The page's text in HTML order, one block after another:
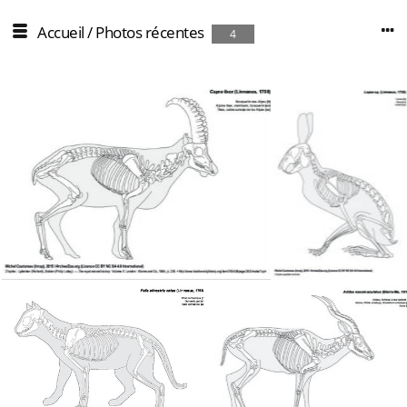
Accueil/Photos récentes 4